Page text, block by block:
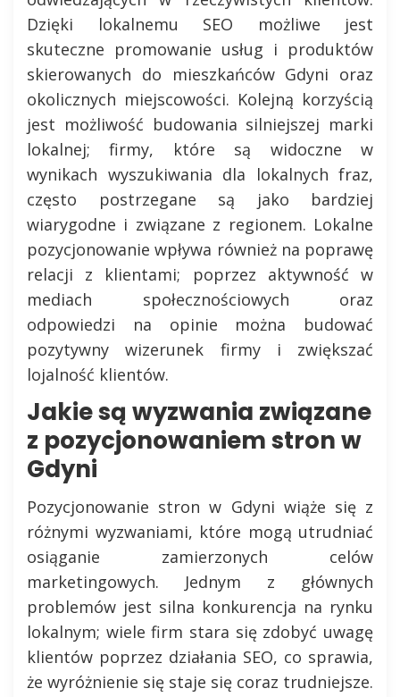
Dzięki lokalnemu SEO możliwe jest
skuteczne promowanie usług i produktów
skierowanych do mieszkańców Gdyni oraz
okolicznych miejscowości. Kolejną korzyścią
jest możliwość budowania silniejszej marki
lokalnej; firmy, które są widoczne w
wynikach wyszukiwania dla lokalnych fraz,
często postrzegane są jako bardziej
wiarygodne i związane z regionem. Lokalne
pozycjonowanie wpływa również na poprawę
relacji z klientami; poprzez aktywność w
mediach społecznościowych oraz
odpowiedzi na opinie można budować
pozytywny wizerunek firmy i zwiększać
lojalność klientów.
Jakie są wyzwania związane
z pozycjonowaniem stron w
Gdyni
Pozycjonowanie stron w Gdyni wiąże się z
różnymi wyzwaniami, które mogą utrudniać
osiąganie zamierzonych celów
marketingowych. Jednym z głównych
problemów jest silna konkurencja na rynku
lokalnym; wiele firm stara się zdobyć uwagę
klientów poprzez działania SEO, co sprawia,
że wyróżnienie się staje się coraz trudniejsze.